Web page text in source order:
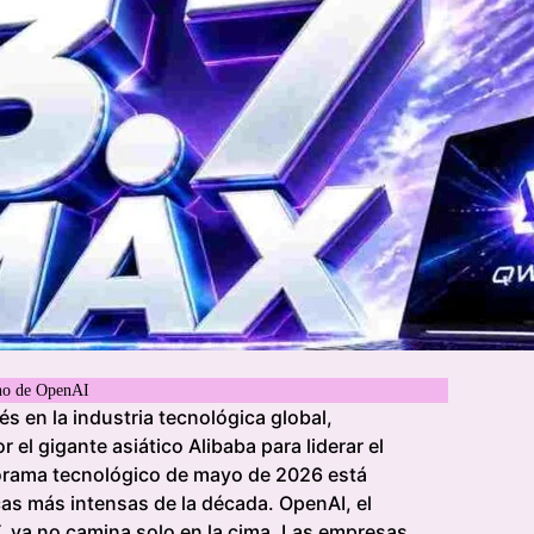
de OpenAI
en la industria tecnológica global,
el gigante asiático Alibaba para liderar el
tecnológico de mayo de 2026 está
más intensas de la década. OpenAI, el